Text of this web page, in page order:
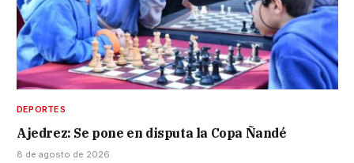
DEPORTES
Ajedrez: Se pone en disputa la Copa Ñandé
8 de agosto de 2026